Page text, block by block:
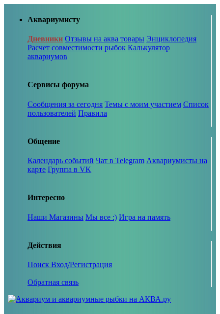
Аквариумисту
Дневники Отзывы на аква товары Энциклопедия
Расчет совместимости рыбок Калькулятор
аквариумов
Сервисы форума
Сообщения за сегодня Темы с моим участием Список
пользователей Правила
Общение
Календарь событий Чат в Telegram Аквариумисты на
карте Группа в VK
Интересно
Наши Магазины Мы все :) Игра на память
Действия
Поиск Вход/Регистрация
Обратная связь